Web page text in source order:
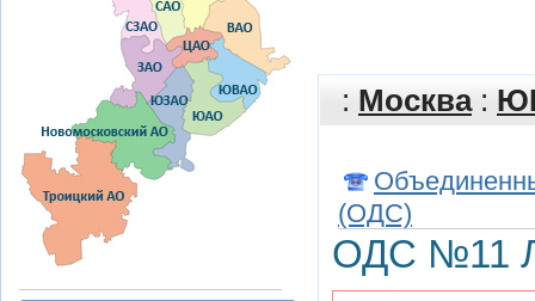
: Москва:
(ОДС)
ОДС №11